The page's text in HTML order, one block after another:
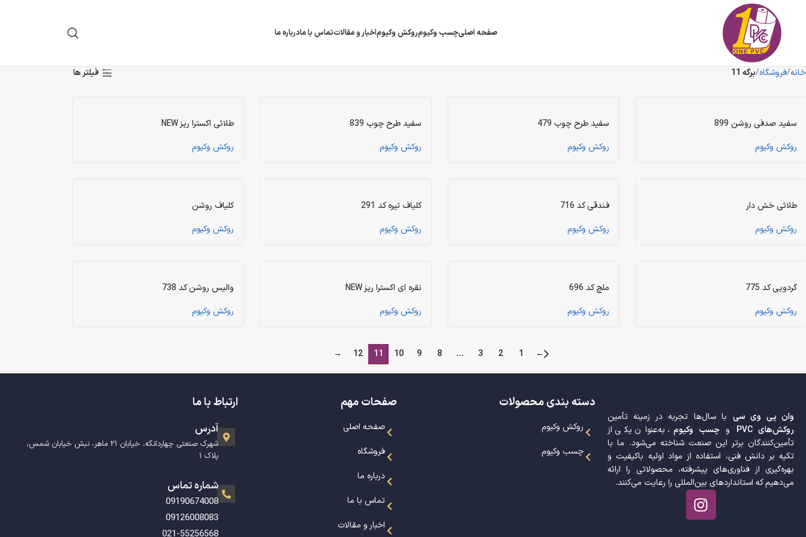
صفحه اصلیچسب وکیومروکش وکیوماخبار و مقالاتتماس با مادرباره ما
خانه فروشگاه برگه 11 فیلتر ها
سفید صدفی روشن 899
روکش وکیوم
سفید طرح چوب 479
روکش وکیوم
سفید طرح چوب 839
روکش وکیوم
طلائی اکسترا ریز NEW
روکش وکیوم
طلائی خش دار
روکش وکیوم
فندقی کد 716
روکش وکیوم
کلیاف تیره کد 291
روکش وکیوم
کلیاف روشن
روکش وکیوم
گردویی کد 775
روکش وکیوم
ملچ کد 696
روکش وکیوم
نقره ای اکسترا ریز NEW
روکش وکیوم
والیس روشن کد 738
روکش وکیوم
←
1
2
3
…
8
9
10
11
12
→
وان پی وی سی با سال‌ها تجربه در زمینه تأمین
روکش‌های PVC
وچسب وکیوم، به‌عنوان یکی از
تأمین‌کنندگان برتر این صنعت شناخته می‌شود. ما با
تکیه بر دانش فنی، استفاده از مواد اولیه باکیفیت و
بهره‌گیری از فناوری‌های پیشرفته، محصولاتی را ارائه
می‌دهیم که استانداردهای بین‌المللی را رعایت می‌کنند.
دسته بندی محصولات
روکش وکیوم
چسب وکیوم
صفحات مهم
صفحه اصلی
فروشگاه
درباره ما
تماس با ما
اخبار و مقالات
ارتباط با ما
آدرس
شهرک صنعتی چهاردانگه، خیابان ۲۱ ماهر، نبش خیابان شمس،
پلاک ۱
شماره تماس
09190674008
09126008083